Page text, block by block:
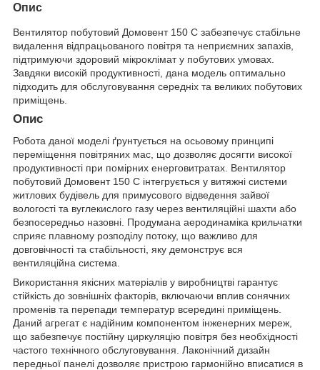
Опис
Вентилятор побутовий Домовент 150 С забезпечує стабільне
видалення відпрацьованого повітря та неприємних запахів,
підтримуючи здоровий мікроклімат у побутових умовах.
Завдяки високій продуктивності, дана модель оптимально
підходить для обслуговування середніх та великих побутових
приміщень.
Опис
Робота даної моделі ґрунтується на осьовому принципі
переміщення повітряних мас, що дозволяє досягти високої
продуктивності при помірних енерговитратах. Вентилятор
побутовий Домовент 150 С інтегрується у витяжні системи
житлових будівель для примусового відведення зайвої
вологості та вуглекислого газу через вентиляційні шахти або
безпосередньо назовні. Продумана аеродинаміка крильчатки
сприяє плавному розподілу потоку, що важливо для
довговічності та стабільності, яку демонструє вся
вентиляційна система.
Використання якісних матеріалів у виробництві гарантує
стійкість до зовнішніх факторів, включаючи вплив сонячних
променів та перепади температур всередині приміщень.
Даний агрегат є надійним компонентом інженерних мереж,
що забезпечує постійну циркуляцію повітря без необхідності
частого технічного обслуговування. Лаконічний дизайн
передньої панелі дозволяє пристрою гармонійно вписатися в